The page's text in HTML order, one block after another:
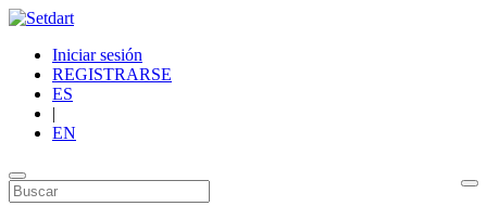
Iniciar sesión
REGISTRARSE
ES
|
EN